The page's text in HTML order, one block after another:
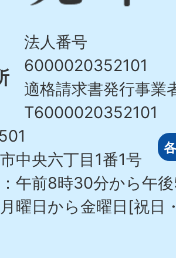
法人番号
6000020352101
適格請求書発行事業
T6000020352101
中央六丁目1番1号
午前8時30分から午
曜日から金曜日[祝日